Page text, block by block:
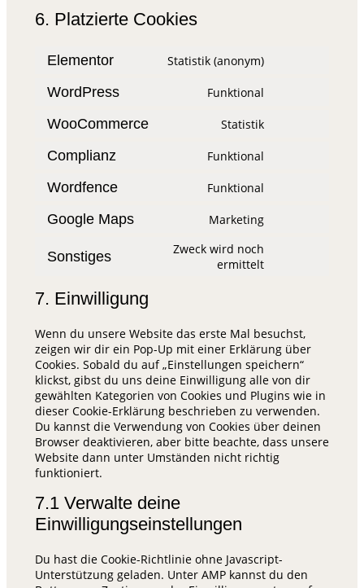
6. Platzierte Cookies
Elementor Statistik (anonym)
WordPress Funktional
WooCommerce Statistik
Complianz Funktional
Wordfence Funktional
Google Maps Marketing
Sonstiges
Zweck wird noch
ermittelt
7. Einwilligung
Wenn du unsere Website das erste Mal besuchst,
zeigen wir dir ein Pop-Up mit einer Erklärung über
Cookies. Sobald du auf „Einstellungen speichern“
klickst, gibst du uns deine Einwilligung alle von dir
gewählten Kategorien von Cookies und Plugins wie in
dieser Cookie-Erklärung beschrieben zu verwenden.
Du kannst die Verwendung von Cookies über deinen
Browser deaktivieren, aber bitte beachte, dass unsere
Website dann unter Umständen nicht richtig
funktioniert.
7.1 Verwalte deine
Einwilligungseinstellungen
Du hast die Cookie-Richtlinie ohne Javascript-
Unterstützung geladen. Unter AMP kannst du den